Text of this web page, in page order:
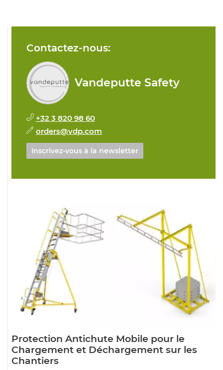
Contactez-nous:
Vandeputte Safety
+32 3 820 98 60
orders@vdp.com
Inscrivez-vous à la newsletter
Protection Antichute Mobile pour le
Chargement et Déchargement sur les
Chantiers